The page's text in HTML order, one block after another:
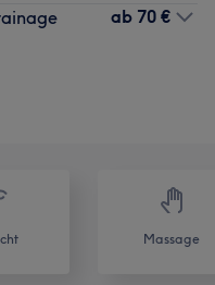
ab 70 €
Massage